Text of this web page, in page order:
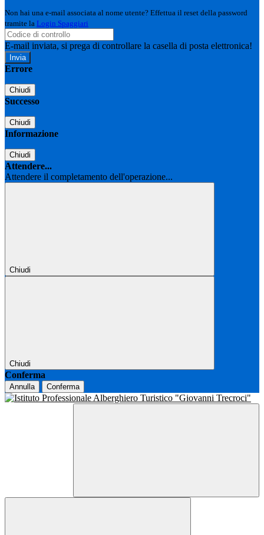
Non hai una e-mail associata al nome utente? Effettua il reset della password
tramite la Login Spaggiari
E-mail inviata, si prega di controllare la casella di posta elettronica!
Errore
Chiudi
Successo
Chiudi
Informazione
Chiudi
Attendere...
Attendere il completamento dell'operazione...
Chiudi
Chiudi
Conferma
Annulla Conferma